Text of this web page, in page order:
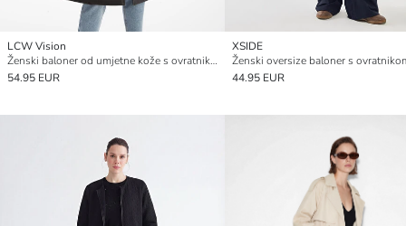
LCW Vision
Ženski baloner od umjetne kože s ovratnikom jakne
54.95 EUR
XSIDE
Ženski oversize baloner s
44.95 EUR